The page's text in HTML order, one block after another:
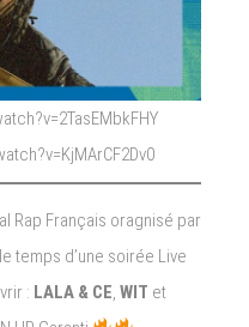
Rap Français oragnisé par
temps d’une soirée Live
: LALA & CE, WIT et